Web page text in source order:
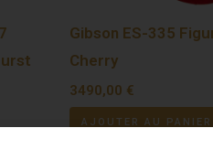
Gibson ES-335
Cherry
3490,00 €
AJOUTER AU PANIER